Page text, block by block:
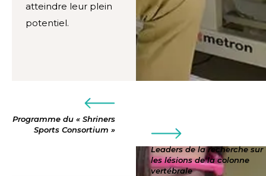
atteindre leur plein
potentiel.
Programme du « Shriners
Sports Consortium »
Leaders de la recherche sur
les lésions de la colonne
vertébrale